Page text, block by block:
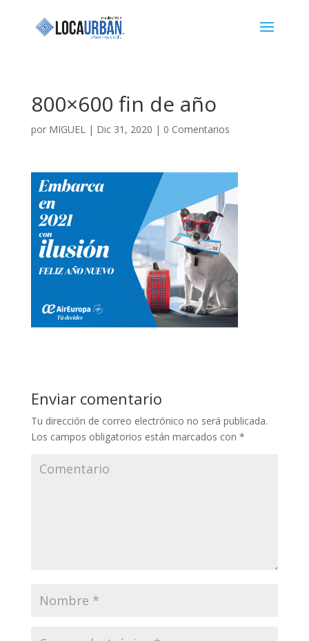
800×600 fin de año
por MIGUEL| Dic 31, 2020 | 0 Comentarios
Enviar comentario
Tu dirección de correo electrónico no será publicada.
Los campos obligatorios están marcados con *